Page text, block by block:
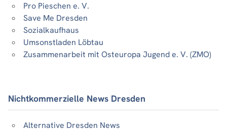
Pro Pieschen e. V.
Save Me Dresden
Sozialkaufhaus
Umsonstladen Löbtau
Zusammenarbeit mit Osteuropa Jugend e. V. (ZMO)
Nichtkommerzielle News Dresden
Alternative Dresden News